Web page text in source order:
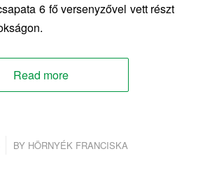
6 fő versenyzővel vett részt
Read more
BY HÖRNYÉK FRANCISKA